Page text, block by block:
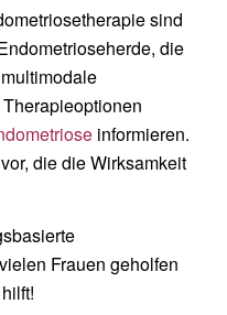
sind
die
informieren.
vor, die die Wirksamkeit
Frauen geholfen